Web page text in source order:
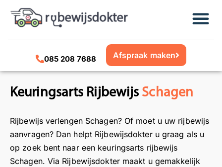
085 208 7688 Afspraak maken
Keuringsarts Rijbewijs Schagen
Rijbewijs verlengen Schagen? Of moet u uw rijbewijs
aanvragen? Dan helpt Rijbewijsdokter u graag als u
op zoek bent naar een keuringsarts rijbewijs
Schagen. Via Rijbewijsdokter maakt u gemakkelijk